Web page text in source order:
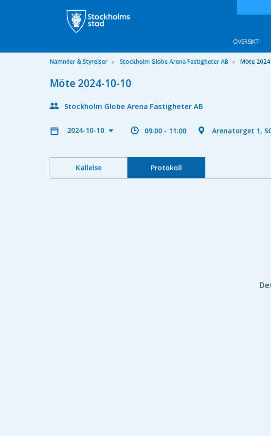
ÖVERSIKT
Nämnder & Styrelser Stockholm Globe Arena Fastigheter AB Möte
Möte 2024-10-10
Stockholm Globe Arena Fastigheter AB
2024-10-10 09:00 - 11:00 Arenatorget 1,
Kallelse Protokoll